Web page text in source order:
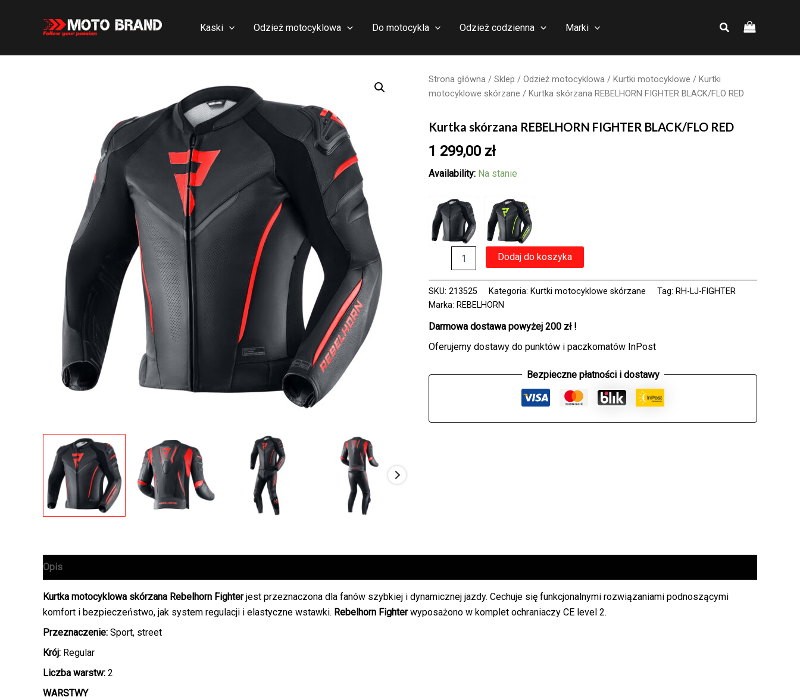
Kaski Odzież motocyklowa Do motocykla Odzież codzienna Marki
Strona główna / Sklep / Odzież motocyklowa / Kurtki motocyklowe / Kurtki
motocyklowe skórzane / Kurtka skórzana REBELHORN FIGHTER BLACK/FLO RED
Kurtka skórzana REBELHORN FIGHTER BLACK/FLO RED
1 299,00 zł
Availability: Na stanie
REBELHORN
FIGHTER
RED
Dodaj do koszyka
SKU: 213525 Kategoria: Kurtki motocyklowe skórzane Tag: RH-LJ-FIGHTER
Marka: REBELHORN
Darmowa dostawa powyżej 200 zł !
Oferujemy dostawy do punktów i paczkomatów InPost
Bezpieczne płatności i dostawy
Opis
Kurtka motocyklowa skórzana Rebelhorn Fighterjest przeznaczona dla fanów szybkiej i dynamicznej jazdy. Cechuje się funkcjonalnymi rozwiązaniami podnoszącymi
komfort i bezpieczeństwo, jak system regulacji i elastyczne wstawki. Rebelhorn Fighterwyposażono w komplet ochraniaczy CE level 2.
Przeznaczenie: Sport, street
Krój: Regular
Liczba warstw: 2
WARSTWY